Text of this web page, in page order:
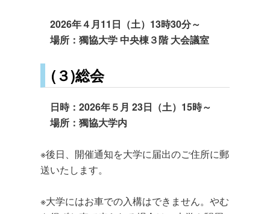
2026年４月11日（土）13時30分～
場所：獨協大学 中央棟３階 大会議室
(３)総会
日時：2026年５月 23日（土）15時～
場所：獨協大学内
※後日、開催通知を大学に届出のご住所に郵
送いたします。
※大学にはお車での入構はできません。やむ